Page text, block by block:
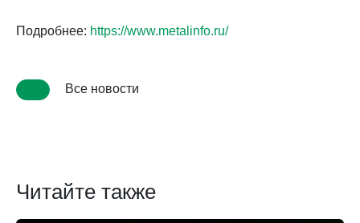
Подробнее: https://www.metalinfo.ru/
Все новости
Читайте также